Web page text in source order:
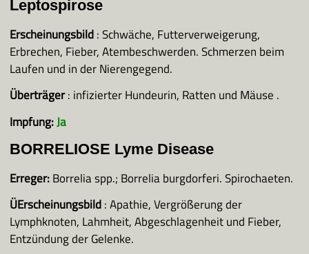
Leptospirose
Erscheinungsbild: Schwäche, Futterverweigerung,
Erbrechen, Fieber, Atembeschwerden. Schmerzen beim
Laufen und in der Nierengegend.
Überträger: infizierter Hundeurin, Ratten und Mäuse .
Impfung:Ja
BORRELIOSE Lyme Disease
Erreger:Borrelia spp.; Borrelia burgdorferi. Spirochaeten.
ÜErscheinungsbild: Apathie, Vergrößerung der
Lymphknoten, Lahmheit, Abgeschlagenheit und Fieber,
Entzündung der Gelenke.